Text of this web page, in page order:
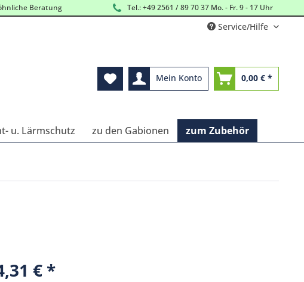
Beratung Tel.: +49 2561 / 89 70 37 Mo. - Fr. 9 - 17 Uhr
Service/Hilfe
Mein Konto 0,00 € *
u. Lärmschutz zu den Gabionen zum Zubehör
€ *